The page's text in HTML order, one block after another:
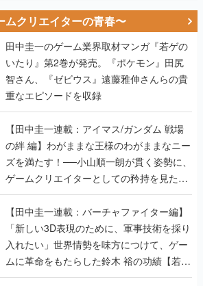
ムクリエイターの青春〜
田中圭一のゲーム業界取材マンガ『若ゲの
いたり』第2巻が発売。『ポケモン』田尻
智さん、『ゼビウス』遠藤雅伸さんらの貴
重なエピソードを収録
【田中圭一連載：アイマス/ガンダム 戦場
の絆 編】わがままな王様のわがままなニー
ズを満たす！──小山順一朗が貫く姿勢に、
ゲームクリエイターとしての矜持を見た
【若ゲのいたり最終回】
【田中圭一連載：バーチャファイター編】
「新しい3D表現のために、軍事技術を採り
入れたい」世界情勢を味方につけて、ゲー
ムに革命をもたらした鈴木 裕の功績【若ゲ
のいたり】